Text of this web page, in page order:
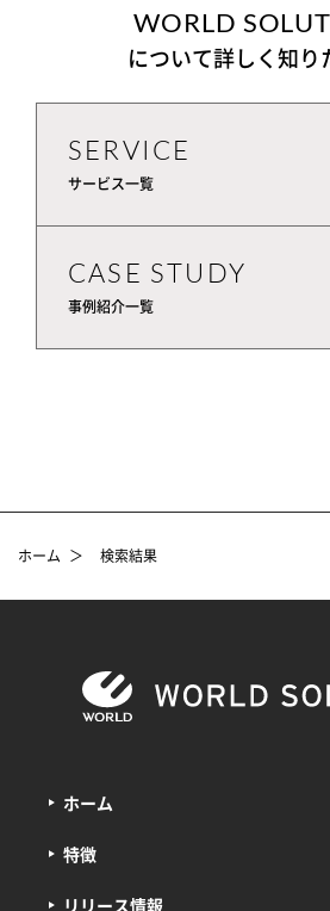
WORLD
について詳しく知り
SERVICE
サービス一覧
CASE STUDY
事例紹介一覧
ホーム ＞ 検索結果
ホーム
特徴
リリース情報